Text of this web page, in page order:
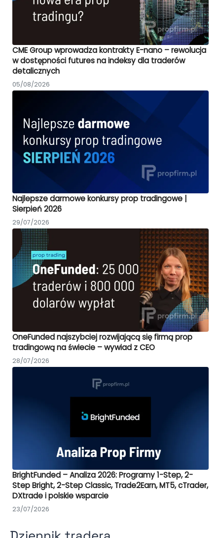
CME Group wprowadza kontrakty E-nano – rewolucja
w dostępności futures na indeksy dla traderów
detalicznych
05/08/2026
Najlepsze darmowe konkursy prop tradingowe |
Sierpień 2026
29/07/2026
OneFunded najszybciej rozwijającą się firmą prop
tradingową na świecie – wywiad z CEO
28/07/2026
BrightFunded – Analiza 2026: Programy 1-Step, 2-
Step Bright, 2-Step Classic, Trade2Earn, MT5, cTrader,
DXtrade i polskie wsparcie
23/07/2026